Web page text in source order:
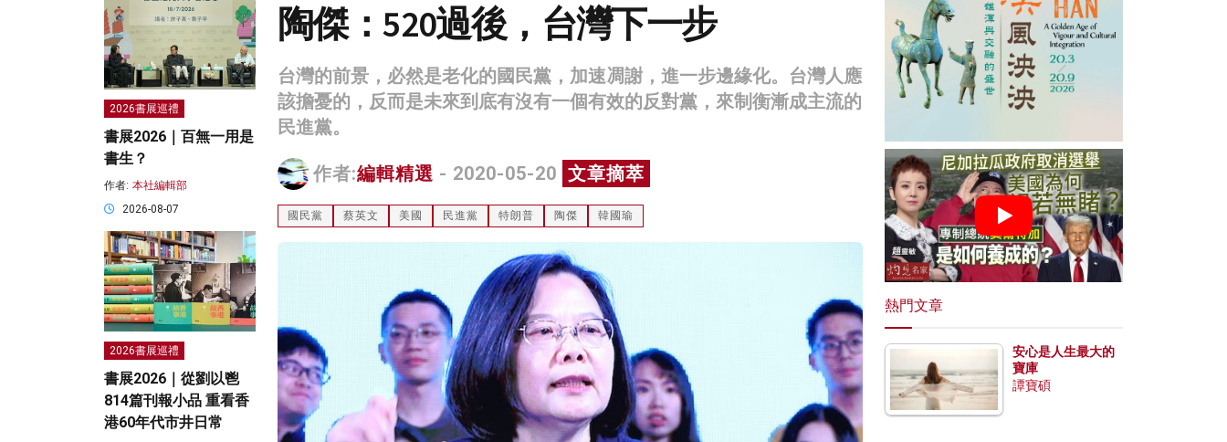
陶傑：520過後，台灣下一步
台灣的前景，必然是老化的國民黨，加速凋謝，進一步邊緣化。台灣人應
該擔憂的，反而是未來到底有沒有一個有效的反對黨，來制衡漸成主流的
民進黨。
作者:編輯精選 - 2020-05-20 文章摘萃
國民黨 蔡英文 美國 民進黨 特朗普 陶傑 韓國瑜
2026書展巡禮
書展2026｜百無一用是
書生？
作者: 本社編輯部
2026-08-07
2026書展巡禮
書展2026｜從劉以鬯
814篇刊報小品 重看香
港60年代市井日常
熱門文章
安心是人生最大的
寶庫
譚寶碩